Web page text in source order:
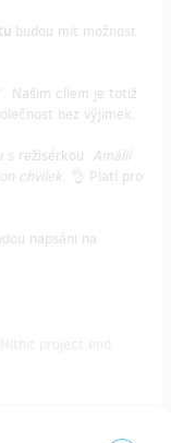
budou mít možnost
Našim cílem je totiž
bez výjimek.
s režisérkou Amálií
chvilek. 👌 Platí pro
napsáni na